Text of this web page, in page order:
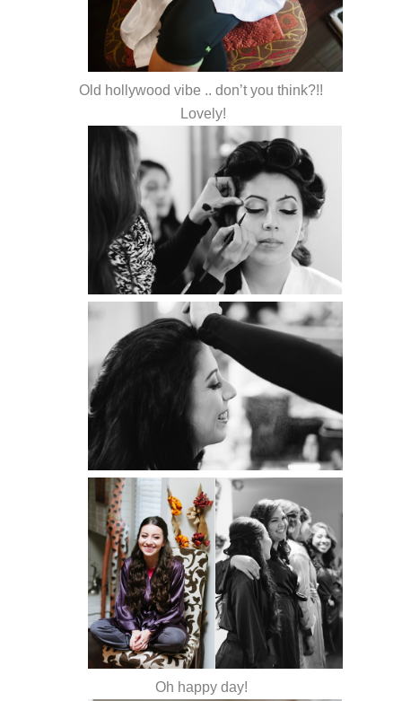
Old hollywood vibe .. don’t you think?!!
Lovely!
Oh happy day!